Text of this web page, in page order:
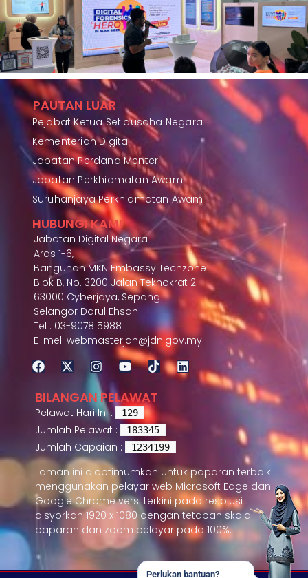
Perlukan bantuan?
PAUTAN LUAR
Pejabat Ketua Setiausaha Negara
Kementerian Digital
Jabatan Perdana Menteri
Jabatan Perkhidmatan Awam
Suruhanjaya Perkhidmatan Awam
HUBUNGI KAMI
Jabatan Digital Negara
Aras 1-6,
Bangunan MKN Embassy Techzone
Blok B, No. 3200 Jalan Teknokrat 2
63000 Cyberjaya, Sepang
Selangor Darul Ehsan
Tel : 03-9078 5988
E-mel: webmasterjdn@jdn.gov.my
BILANGAN PELAWAT
Pelawat Hari Ini : 129
Jumlah Pelawat : 183345
Jumlah Capaian : 1234199
Laman ini dioptimumkan untuk paparan terbaik
menggunakan pelayar web Microsoft Edge dan
Google Chrome versi terkini pada resolusi
disyorkan 1920 x 1080 dengan tetapan skala
paparan dan zoom pelayar pada 100%.